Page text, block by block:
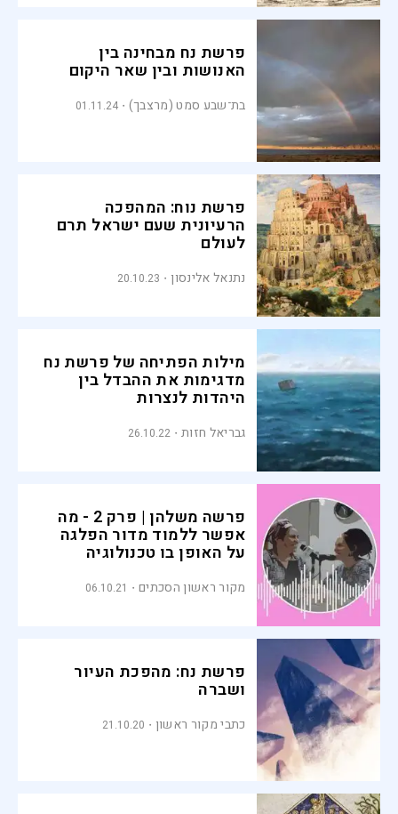
פרשת נח מבחינה בין
האנושות ובין שאר היקום
בת־שבע סמט (מרצבך) 01.11.24
פרשת נוח: המהפכה
הרעיונית שעם ישראל תרם
לעולם
נתנאל אלינסון 20.10.23
מילות הפתיחה של פרשת נח
מדגימות את ההבדל בין
היהדות לנצרות
גבריאל חזות 26.10.22
פרשה משלהן | פרק 2 - מה
אפשר ללמוד מדור הפלגה
על האופן בו טכנולוגיה
מקור ראשון הסכתים 06.10.21
פרשת נח: מהפכת העיור
ושברה
כתבי מקור ראשון 21.10.20